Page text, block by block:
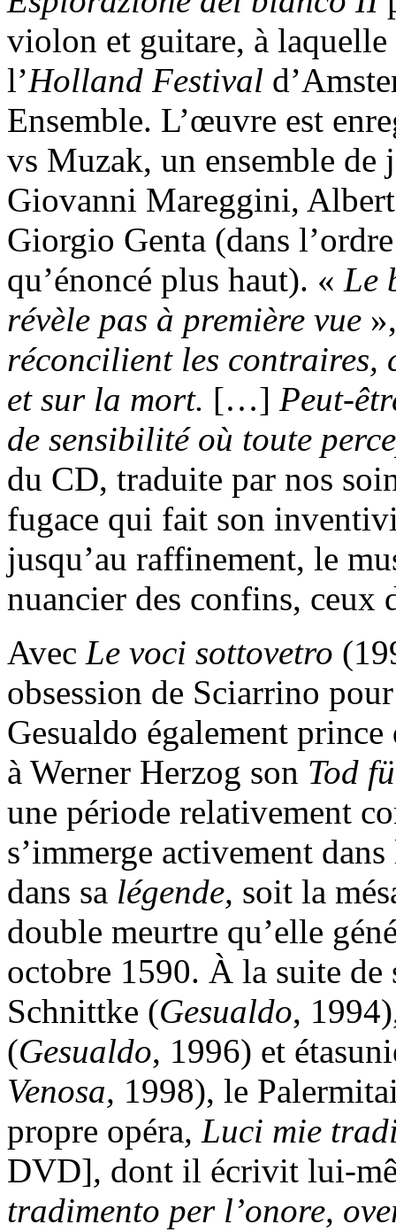
violon et guitare, à
l’Holland Festival
Ensemble. L’œuvre est
vs Muzak, un ensemble de
Giovanni Mareggini,
Giorgio Genta (dans
qu’énoncé plus haut). « Le
révèle pas à première vue
réconcilient les contraires,
et sur la mort. […] Peut-
de sensibilité où toute
du CD, traduite par nos
fugace qui fait son
jusqu’au raffinement, le
nuancier des confins, ceux
Avec Le voci sottovetro
obsession de Sciarrino
Gesualdo également
à Werner Herzog son Tod
une période relativement
s’immerge activement
dans sa légende, soit la
double meurtre qu’elle
octobre 1590. À la suite de
Schnittke (Gesualdo,
(Gesualdo, 1996) et
Venosa, 1998), le
propre opéra, Luci mie
DVD], dont il écrivit lui-
tradimento per l’onore,